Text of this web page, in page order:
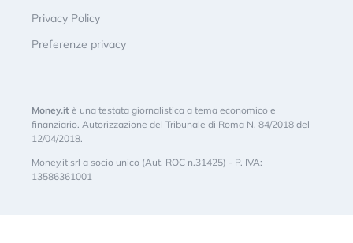
Privacy Policy
Preferenze privacy
Money.it è una testata giornalistica a tema economico e
finanziario. Autorizzazione del Tribunale di Roma N. 84/2018 del
12/04/2018.
Money.it srl a socio unico (Aut. ROC n.31425) - P. IVA:
13586361001